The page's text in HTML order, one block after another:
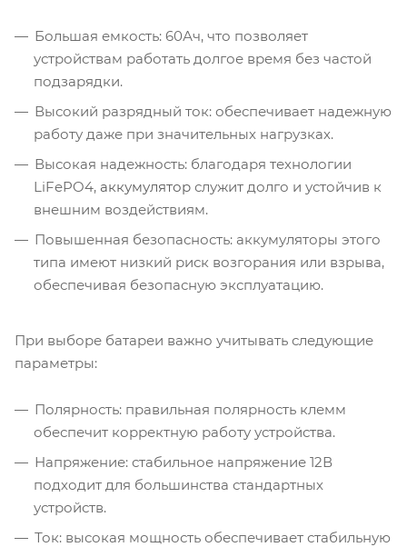
Большая емкость: 60Ач, что позволяет
устройствам работать долгое время без частой
подзарядки.
Высокий разрядный ток: обеспечивает надежную
работу даже при значительных нагрузках.
Высокая надежность: благодаря технологии
LiFePO4, аккумулятор служит долго и устойчив к
внешним воздействиям.
Повышенная безопасность: аккумуляторы этого
типа имеют низкий риск возгорания или взрыва,
обеспечивая безопасную эксплуатацию.
При выборе батареи важно учитывать следующие
параметры:
Полярность: правильная полярность клемм
обеспечит корректную работу устройства.
Напряжение: стабильное напряжение 12В
подходит для большинства стандартных
устройств.
Ток: высокая мощность обеспечивает стабильную